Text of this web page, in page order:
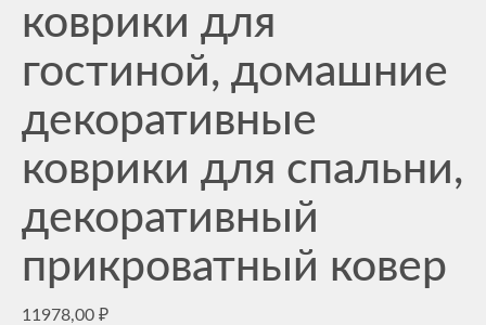
коврики для
гостиной, домашние
декоративные
коврики для спальни,
декоративный
прикроватный ковер
11978,00 ₽